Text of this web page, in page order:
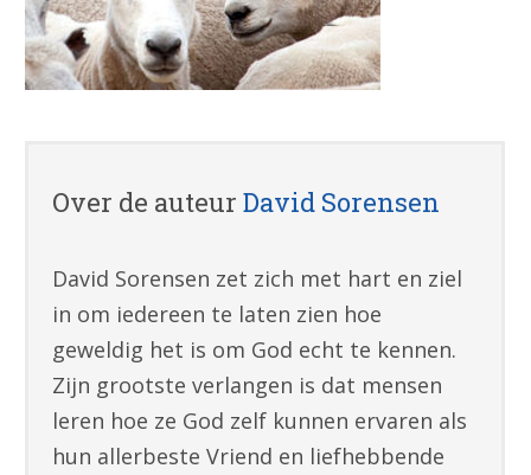
Over de auteurDavid Sorensen
David Sorensen zet zich met hart en ziel
in om iedereen te laten zien hoe
geweldig het is om God echt te kennen.
Zijn grootste verlangen is dat mensen
leren hoe ze God zelf kunnen ervaren als
hun allerbeste Vriend en liefhebbende